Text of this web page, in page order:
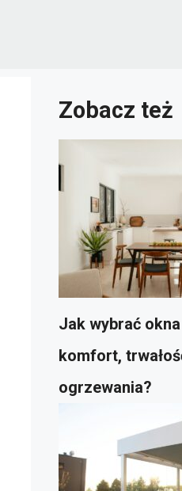
Zobacz też
Jak wybrać
komfort,
ogrzewania?